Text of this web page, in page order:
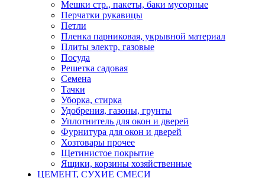
Мешки стр., пакеты, баки мусорные
Перчатки рукавицы
Петли
Пленка парниковая, укрывной материал
Плиты электр, газовые
Посуда
Решетка садовая
Семена
Тачки
Уборка, стирка
Удобрения, газоны, грунты
Уплотнитель для окон и дверей
Фурнитура для окон и дверей
Хозтовары прочее
Щетинистое покрытие
Ящики, корзины хозяйственные
ЦЕМЕНТ, СУХИЕ СМЕСИ